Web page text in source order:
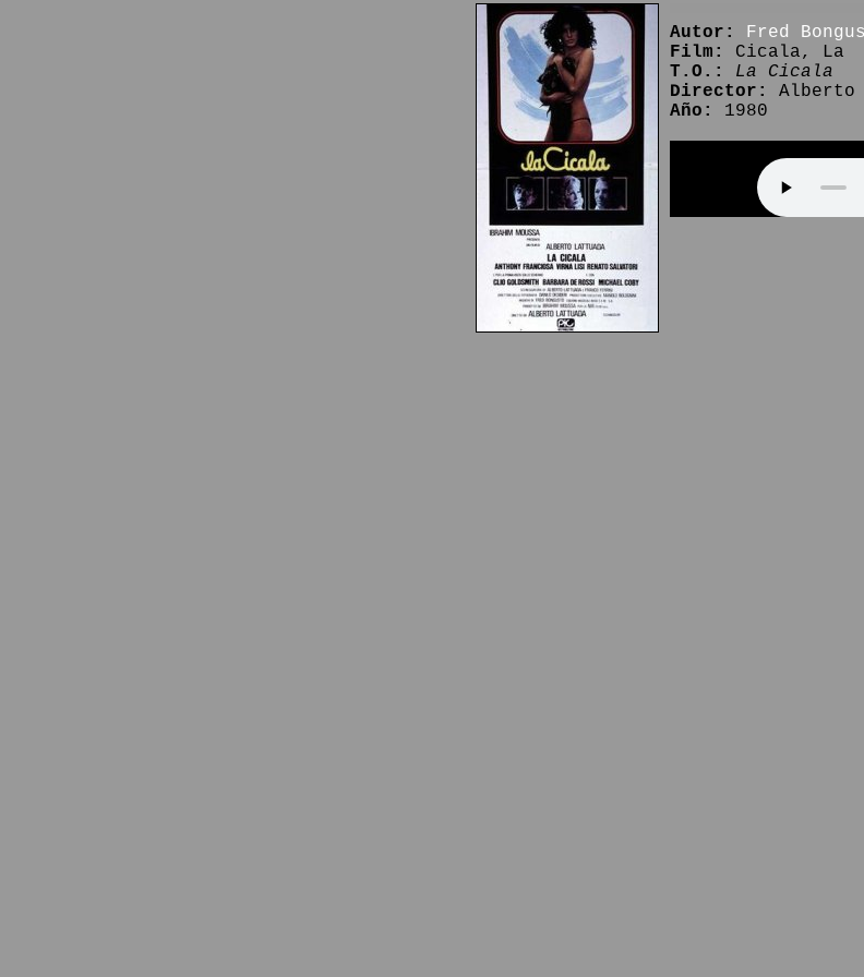
Autor:
Fred
Film:
Cicala, La
T.O.:
La Cicala
Director:
Alberto
Año:
1980